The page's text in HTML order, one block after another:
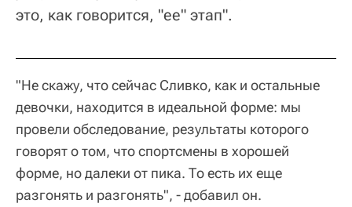
это, как говорится, "ее" этап".
"Не скажу, что сейчас Сливко, как и остальные
девочки, находится в идеальной форме: мы
провели обследование, результаты которого
говорят о том, что спортсмены в хорошей
форме, но далеки от пика. То есть их еще
разгонять и разгонять", - добавил он.